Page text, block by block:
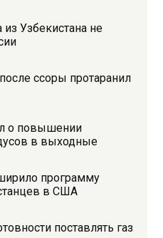
Узбекистана не
ссоры протаранил
о повышении
в выходные
программу
в США
поставлять газ